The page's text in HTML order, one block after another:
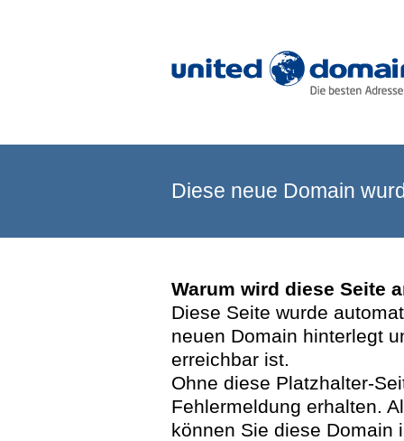
Diese neue Domain
Warum wird diese Seite
Diese Seite wurde
neuen Domain hinterlegt
erreichbar ist.
Ohne diese Platzhalter-
Fehlermeldung erhalten.
können Sie diese Domain